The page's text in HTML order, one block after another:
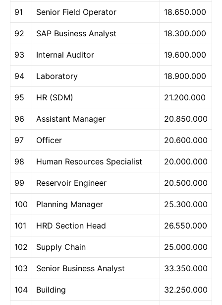
91 Senior Field Operator 18.650.000
92 SAP Business Analyst 18.300.000
93 Internal Auditor 19.600.000
94 Laboratory 18.900.000
95 HR (SDM) 21.200.000
96 Assistant Manager 20.850.000
97 Officer 20.600.000
98 Human Resources Specialist 20.000.000
99 Reservoir Engineer 20.500.000
100 Planning Manager 25.300.000
101 HRD Section Head 26.550.000
102 Supply Chain 25.000.000
103 Senior Business Analyst 33.350.000
104 Building 32.250.000